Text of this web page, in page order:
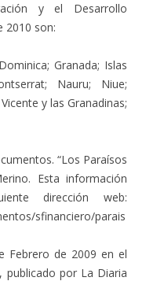
y el Desarrollo
2010 son:
Granada; Islas
Nauru; Niue;
y las Granadinas;
“Los Paraísos
Esta información
dirección web:
sfinanciero/parais
Febrero de 2009 en el
publicado por La Diaria